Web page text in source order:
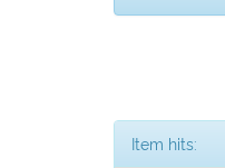
Item hits: